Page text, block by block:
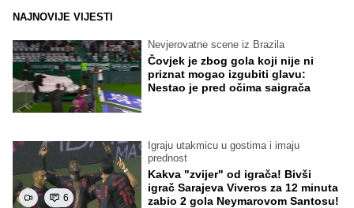
NAJNOVIJE VIJESTI
Nevjerovatne scene iz Brazila
Čovjek je zbog gola koji nije ni
priznat mogao izgubiti glavu:
Nestao je pred očima saigrača
6
Igraju utakmicu u gostima i imaju
prednost
Kakva "zvijer" od igrača! Bivši
igrač Sarajeva Viveros za 12 minuta
zabio 2 gola Neymarovom Santosu!